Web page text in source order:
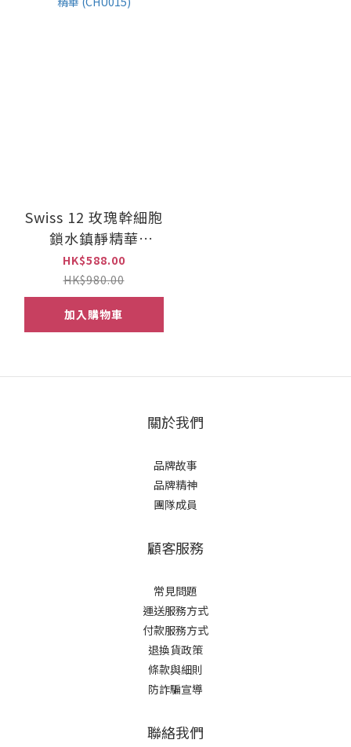
Swiss 12 玫瑰幹細胞
鎖水鎮靜精華
(CHU015)
HK$588.00
HK$980.00
加入購物車
關於我們
品牌故事
品牌精神
團隊成員
顧客服務
常見問題
運送服務方式
付款服務方式
退換貨政策
條款與細則
防詐騙宣導
聯絡我們